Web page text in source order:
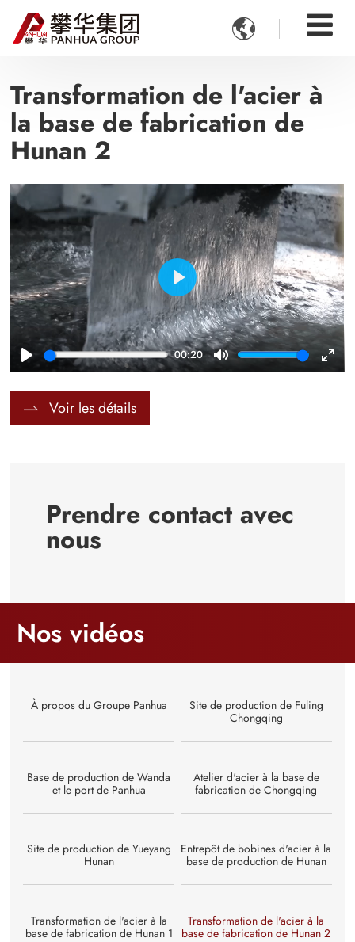

Transformation de l'acier à
la base de fabrication de
Hunan 2
Play
00:20
Mute
Play
Voir les détails
Prendre contact avec
nous
Nos vidéos
À propos du Groupe Panhua
Site de production de Fuling
Chongqing
Base de production de Wanda
et le port de Panhua
Atelier d'acier à la base de
fabrication de Chongqing
Site de production de Yueyang
Hunan
Entrepôt de bobines d'acier à la
base de production de Hunan
Transformation de l'acier à la
base de fabrication de Hunan 1
Transformation de l'acier à la
base de fabrication de Hunan 2